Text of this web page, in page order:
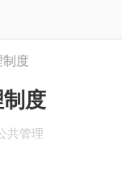
制度
度
共管理